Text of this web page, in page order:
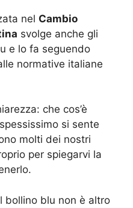
nel Cambio
svolge anche gli
e lo fa seguendo
normative italiane
che cos’è
si sente
molti dei nostri
per spiegarvi la
bollino blu non è altro